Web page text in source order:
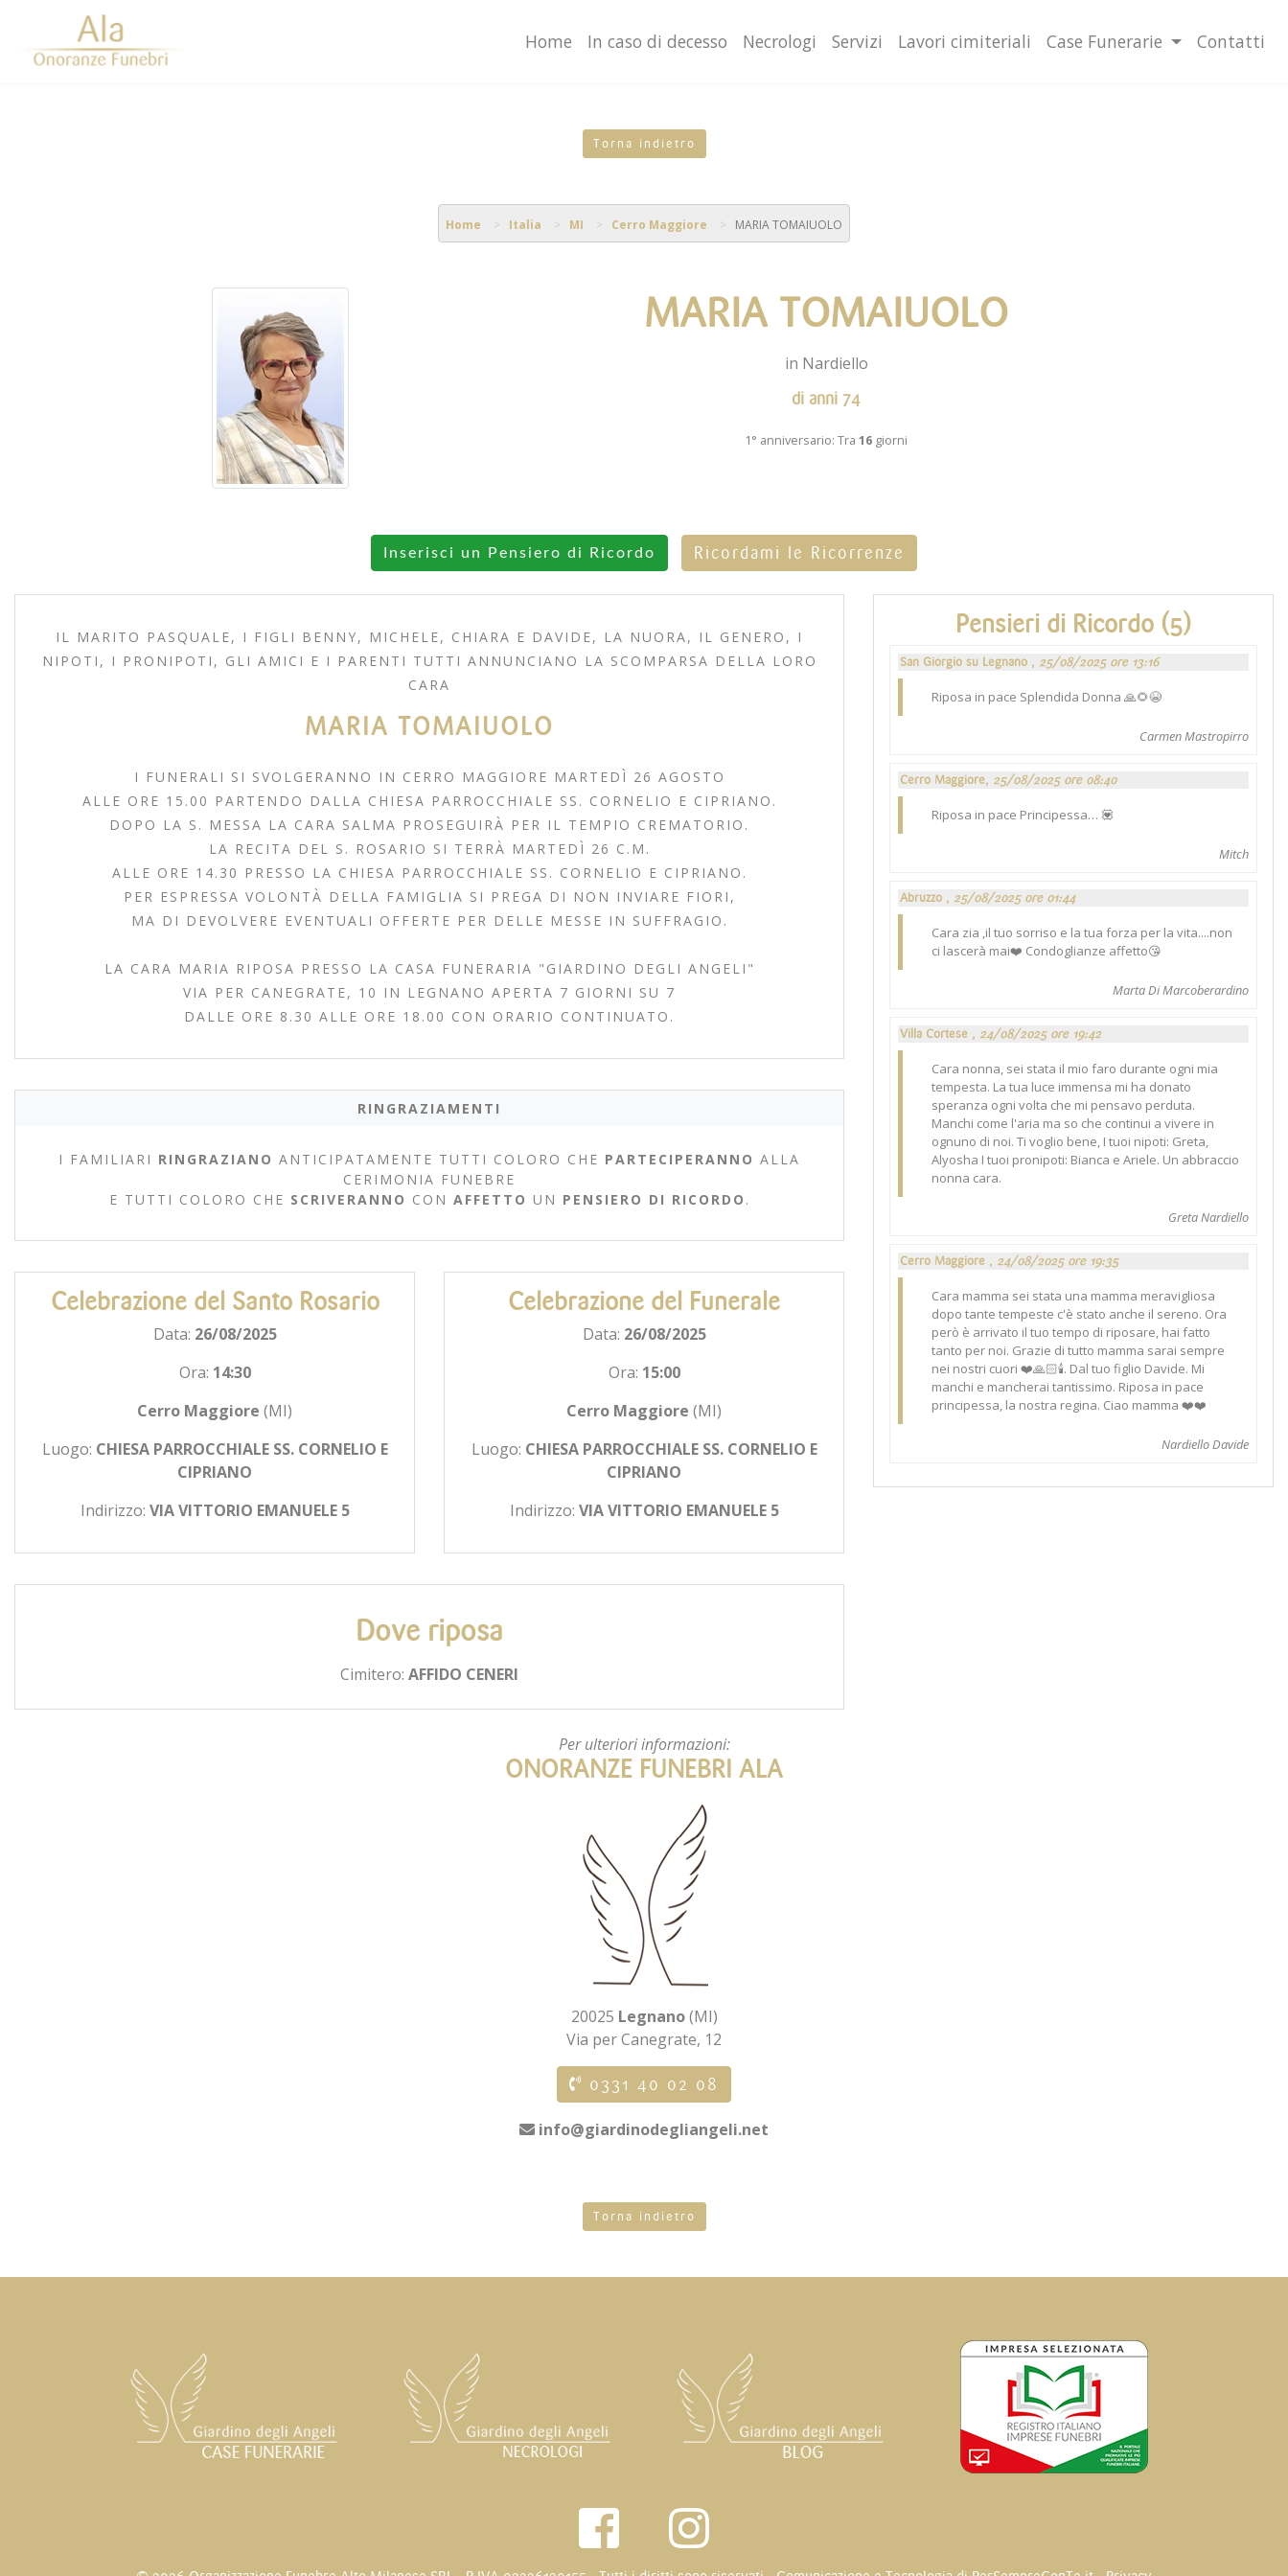
Home In caso di decesso Necrologi Servizi Lavori cimiteriali Case Funerarie Contatti
Torna indietro
Home Italia MI Cerro Maggiore MARIA TOMAIUOLO
MARIA TOMAIUOLO
in Nardiello
di anni 74
1° anniversario: Tra 16 giorni
Inserisci un Pensiero di Ricordo Ricordami le Ricorrenze
IL MARITO PASQUALE, I FIGLI BENNY, MICHELE, CHIARA E DAVIDE, LA NUORA, IL GENERO, I
NIPOTI, I PRONIPOTI, GLI AMICI E I PARENTI TUTTI ANNUNCIANO LA SCOMPARSA DELLA LORO
CARA
MARIA TOMAIUOLO
I FUNERALI SI SVOLGERANNO IN CERRO MAGGIORE MARTEDÌ 26 AGOSTO
ALLE ORE 15.00 PARTENDO DALLA CHIESA PARROCCHIALE SS. CORNELIO E CIPRIANO.
DOPO LA S. MESSA LA CARA SALMA PROSEGUIRÀ PER IL TEMPIO CREMATORIO.
LA RECITA DEL S. ROSARIO SI TERRÀ MARTEDÌ 26 C.M.
ALLE ORE 14.30 PRESSO LA CHIESA PARROCCHIALE SS. CORNELIO E CIPRIANO.
PER ESPRESSA VOLONTÀ DELLA FAMIGLIA SI PREGA DI NON INVIARE FIORI,
MA DI DEVOLVERE EVENTUALI OFFERTE PER DELLE MESSE IN SUFFRAGIO.
LA CARA MARIA RIPOSA PRESSO LA CASA FUNERARIA "GIARDINO DEGLI ANGELI"
VIA PER CANEGRATE, 10 IN LEGNANO APERTA 7 GIORNI SU 7
DALLE ORE 8.30 ALLE ORE 18.00 CON ORARIO CONTINUATO.
RINGRAZIAMENTI
I FAMILIARI RINGRAZIANO ANTICIPATAMENTE TUTTI COLORO CHE PARTECIPERANNO ALLA
CERIMONIA FUNEBRE
E TUTTI COLORO CHE SCRIVERANNO CON AFFETTO UN PENSIERO DI RICORDO .
Celebrazione del Santo Rosario
Data: 26/08/2025
Ora: 14:30
Cerro Maggiore (MI)
Luogo: CHIESA PARROCCHIALE SS. CORNELIO E
CIPRIANO
Indirizzo: VIA VITTORIO EMANUELE 5
Celebrazione del Funerale
Data: 26/08/2025
Ora: 15:00
Cerro Maggiore (MI)
Luogo: CHIESA PARROCCHIALE SS. CORNELIO E
CIPRIANO
Indirizzo: VIA VITTORIO EMANUELE 5
Dove riposa
Cimitero: AFFIDO CENERI
Pensieri di Ricordo (5)
San Giorgio su Legnano , 25/08/2025 ore 13:16
Riposa in pace Splendida Donna 🙏🌻😭
Carmen Mastropirro
Cerro Maggiore, 25/08/2025 ore 08:40
Riposa in pace Principessa… 💟
Mitch
Abruzzo , 25/08/2025 ore 01:44
Cara zia ,il tuo sorriso e la tua forza per la vita....non
ci lascerà mai❤️ Condoglianze affetto😘
Marta Di Marcoberardino
Villa Cortese , 24/08/2025 ore 19:42
Cara nonna, sei stata il mio faro durante ogni mia
tempesta. La tua luce immensa mi ha donato
speranza ogni volta che mi pensavo perduta.
Manchi come l'aria ma so che continui a vivere in
ognuno di noi. Ti voglio bene, I tuoi nipoti: Greta,
Alyosha I tuoi pronipoti: Bianca e Ariele. Un abbraccio
nonna cara.
Greta Nardiello
Cerro Maggiore , 24/08/2025 ore 19:35
Cara mamma sei stata una mamma meravigliosa
dopo tante tempeste c'è stato anche il sereno. Ora
però è arrivato il tuo tempo di riposare, hai fatto
tanto per noi. Grazie di tutto mamma sarai sempre
nei nostri cuori ❤️🙏🏻🕯️. Dal tuo figlio Davide. Mi
manchi e mancherai tantissimo. Riposa in pace
principessa, la nostra regina. Ciao mamma ❤️❤️
Nardiello Davide
Per ulteriori informazioni:
ONORANZE FUNEBRI ALA
20025 Legnano(MI)
Via per Canegrate, 12
0331 40 02 08
info@giardinodegliangeli.net
Torna indietro
Questo sito o gli strumenti terzi da questo utilizzati si avvalgono di cookie necessari al funzionamento ed utili alle finalità illustrate nella cookie policy. Chiudendo questo banner,
scorrendo questa pagina, cliccando su un link o proseguendo la navigazione in altra maniera, acconsenti all’uso dei cookie. Ulteriori informazioni OK